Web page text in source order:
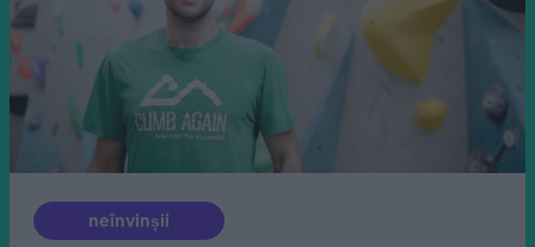
neînvinșii